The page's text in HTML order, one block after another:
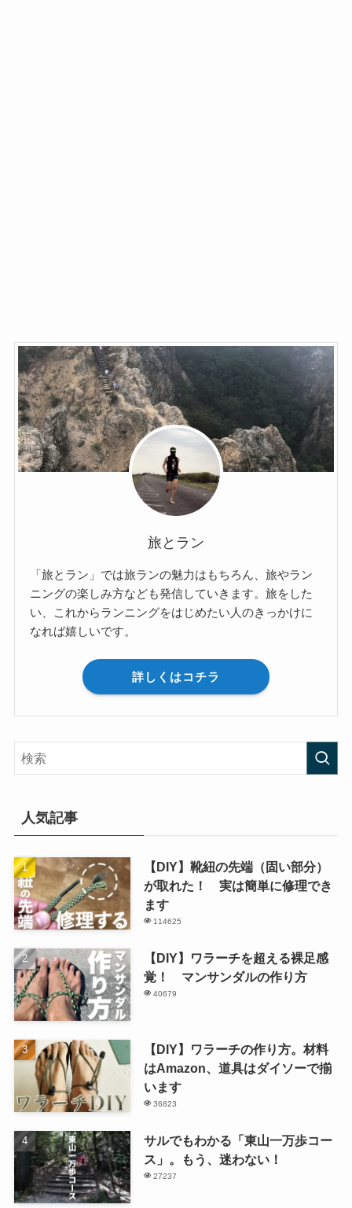
旅とラン
「旅とラン」では旅ランの魅力はもちろん、旅やラン
ニングの楽しみ方なども発信していきます。旅をした
い、これからランニングをはじめたい人のきっかけに
なれば嬉しいです。
詳しくはコチラ
人気記事
【DIY】靴紐の先端（固い部分）
が取れた！ 実は簡単に修理でき
ます
114625
【DIY】ワラーチを超える裸足感
覚！ マンサンダルの作り方
40679
【DIY】ワラーチの作り方。材料
はAmazon、道具はダイソーで揃
います
36823
サルでもわかる「東山一万歩コー
ス」。もう、迷わない！
27237